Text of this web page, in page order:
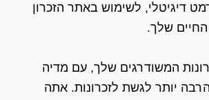
דיגיטלי, לשימוש באתר הזכרון
שלך.
המשודרגים שלך, עם מדיה
יותר לגשת לזכרונות. אתה